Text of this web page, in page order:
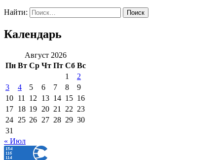
Найти:
Календарь
Август 2026
Пн Вт Ср Чт Пт Сб Вс
1
2
3
4 5 6 7 8
9
10 11 12 13 14 15 16
17 18 19 20 21 22 23
24 25 26 27 28 29 30
31
« Июл